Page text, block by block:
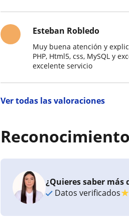
Esteban Robledo
Muy buena atención y
PHP, Html5, css, MySQL y
excelente servicio
Ver todas las valoraciones
¿Quieres saber más
Datos verificados★